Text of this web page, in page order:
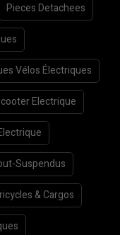
Pieces Detachees
Vélos Électriques
Electrique
Suspendus
& Cargos